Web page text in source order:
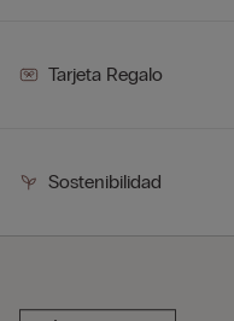
Tarjeta Regalo
Sostenibilidad